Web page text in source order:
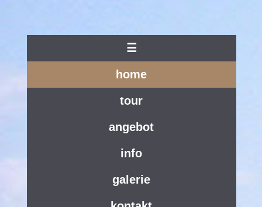
☰
home
tour
angebot
info
galerie